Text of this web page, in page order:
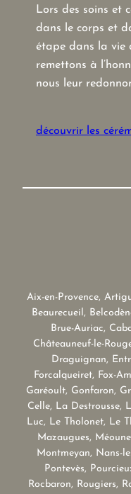
Lors des soins et
dans le corps et
étape dans la vie
remettons à
nous leur
découvrir les
Aix-en-Provence,
Beaurecueil,
Brue-Auriac,
Châteauneuf-le-
Draguignan,
Forcalqueiret, Fox-
Garéoult, Gonfaron,
Celle, La Destrousse,
Luc, Le Tholonet, Le
Mazaugues,
Montmeyan, Nans-
Pontevès,
Rocbaron, Rougiers,